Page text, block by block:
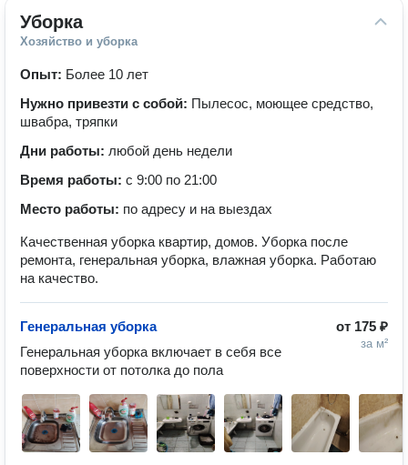
Уборка
Хозяйство и уборка
Опыт: Более 10 лет
Нужно привезти с собой: Пылесос, моющее средство,
швабра, тряпки
Дни работы: любой день недели
Время работы: с 9:00 по 21:00
Место работы: по адресу и на выездах
Качественная уборка квартир, домов. Уборка после
ремонта, генеральная уборка, влажная уборка. Работаю
на качество.
от 175 ₽
за м²
Генеральная уборка
Генеральная уборка включает в себя все
поверхности от потолка до пола